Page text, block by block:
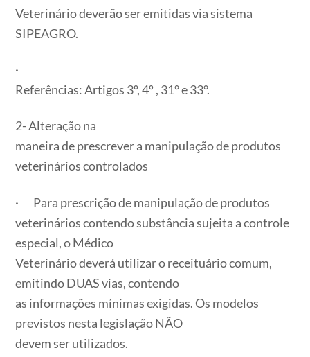
Veterinário deverão ser emitidas via sistema
SIPEAGRO.
·
Referências: Artigos 3º, 4º , 31° e 33°.
2- Alteração na
maneira de prescrever a manipulação de produtos
veterinários controlados
· Para prescrição de manipulação de produtos
veterinários contendo substância sujeita a controle
especial, o Médico
Veterinário deverá utilizar o receituário comum,
emitindo DUAS vias, contendo
as informações mínimas exigidas. Os modelos
previstos nesta legislação NÃO
devem ser utilizados.